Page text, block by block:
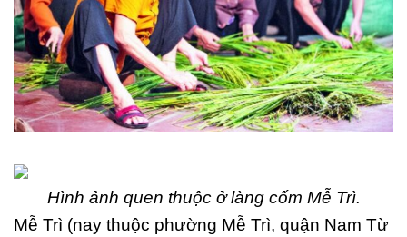
Hình ảnh quen thuộc ở làng cốm Mễ Trì.
Mễ Trì (nay thuộc phường Mễ Trì, quận Nam Từ